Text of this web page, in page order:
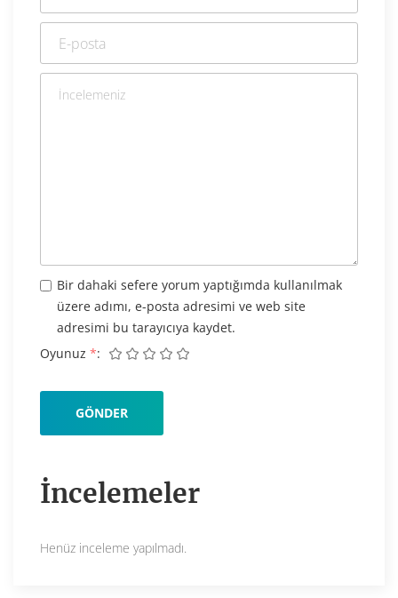
İncelemeler
Henüz inceleme yapılmadı.
Oyunuz *
Bir dahaki sefere yorum yaptığımda kullanılmak
üzere adımı, e-posta adresimi ve web site
adresimi bu tarayıcıya kaydet.